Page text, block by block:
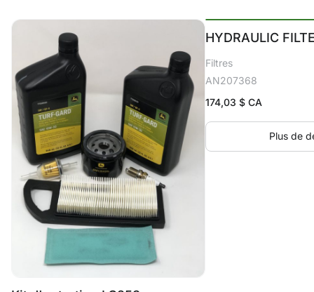
HYDRAULIC
Filtres
AN207368
174,03$ CA
Plus de